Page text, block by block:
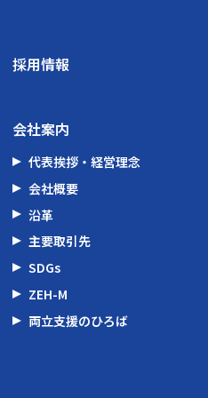
採用情報
会社案内
代表挨拶・経営理念
会社概要
沿革
主要取引先
SDGs
ZEH-M
両立支援のひろば